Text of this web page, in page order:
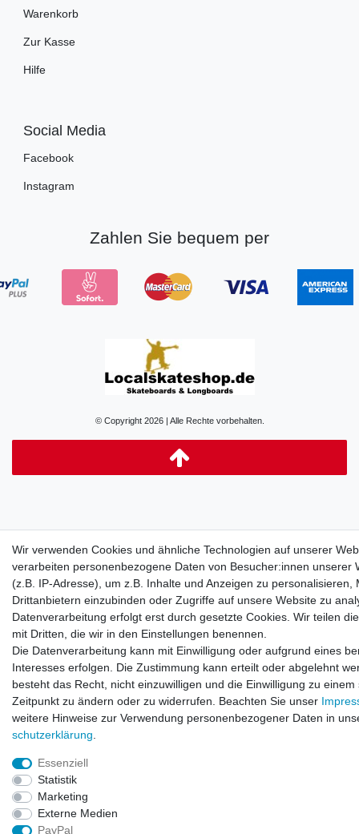
Warenkorb
Zur Kasse
Hilfe
Social Media
Facebook
Instagram
Zahlen Sie bequem per
© Copyright 2026 | Alle Rechte vorbehalten.
Wir verwenden Cookies und ähnliche Technologien auf unserer
verarbeiten personenbezogene Daten von Besucher:innen unserer
(z.B. IP-Adresse), um z.B. Inhalte und Anzeigen zu personalisieren,
Drittanbietern einzubinden oder Zugriffe auf unsere Website zu
Datenverarbeitung erfolgt erst durch gesetzte Cookies. Wir teilen
mit Dritten, die wir in den Einstellungen benennen.
Die Datenverarbeitung kann mit Einwilligung oder aufgrund eines
Interesses erfolgen. Die Zustimmung kann erteilt oder abgelehnt
besteht das Recht, nicht einzuwilligen und die Einwilligung zu einem
Zeitpunkt zu ändern oder zu widerrufen. Beachten Sie unser
weitere Hinweise zur Verwendung personenbezogener Daten in
schutz­erklärung
Essenziell
Statistik
Marketing
Externe Medien
PayPal